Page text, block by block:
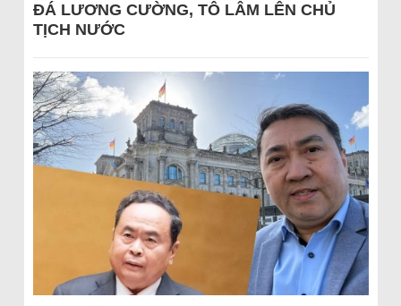
ĐÁ LƯƠNG CƯỜNG, TÔ LÂM LÊN CHỦ
TỊCH NƯỚC